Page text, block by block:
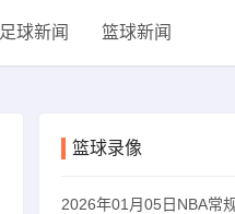
足球新闻 篮球新闻
篮球录像
2026年01月05日NBA常